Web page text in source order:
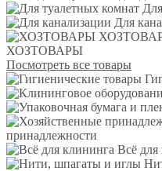
Для
ХОЗТОВАРЫ
Посмотреть все товары
принадлежности
Всё для